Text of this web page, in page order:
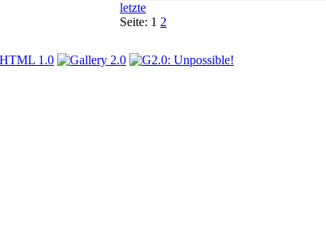
letzte
Seite: 1 2